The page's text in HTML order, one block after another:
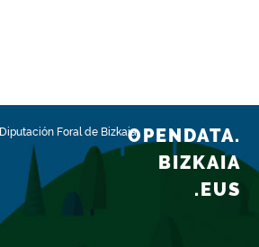
Diputación Foral de BizkaiaOPENDATA.
BIZKAIA
.EUS